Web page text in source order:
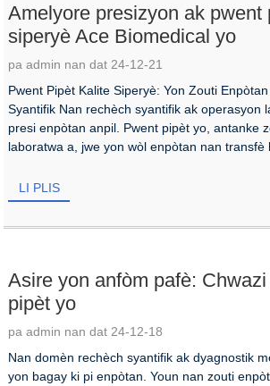
Amelyore presizyon ak pwent
siperyè Ace Biomedical yo
pa admin nan dat 24-12-21
Pwent Pipèt Kalite Siperyè: Yon Zouti
Syantifik Nan rechèch syantifik ak operasyon
presi enpòtan anpil. Pwent pipèt yo, antanke
laboratwa a, jwe yon wòl enpòtan nan transfè
LI PLIS
Asire yon anfòm pafè:
pipèt yo
pa admin nan dat 24-12-18
Nan domèn rechèch syantifik ak dyagnostik
yon bagay ki pi enpòtan. Youn nan zouti